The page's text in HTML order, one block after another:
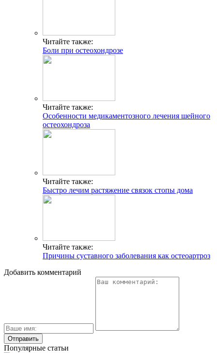
Читайте также:
Боли при остеохондрозе
Читайте также:
Особенности медикаментозного лечения шейного
остеохондроза
Читайте также:
Быстро лечим растяжение связок стопы дома
Читайте также:
Причины суставного заболевания как остеоартроз
Добавить комментарий
Популярные статьи